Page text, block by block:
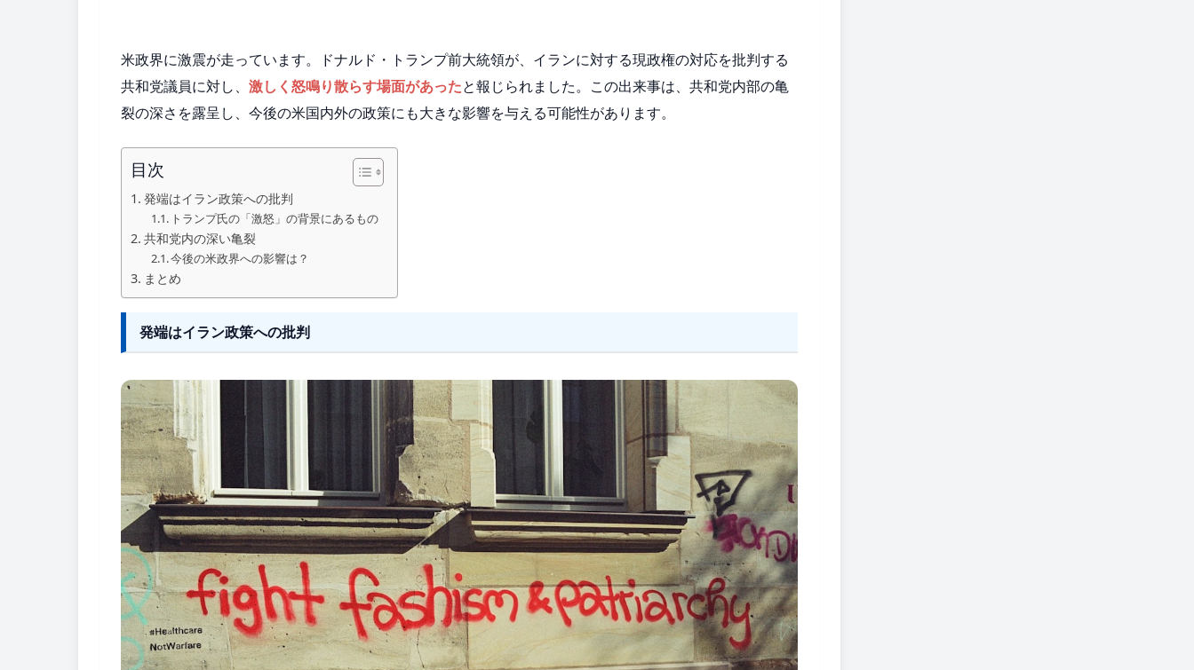
米政界に激震が走っています。ドナルド・トランプ前大統領が、イランに対する現政権の対応を批判する
共和党議員に対し、 激しく怒鳴り散らす場面があったと報じられました。この出来事は、共和党内部の亀
裂の深さを露呈し、今後の米国内外の政策にも大きな影響を与える可能性があります。
目次
発端はイラン政策への批判
トランプ氏の「激怒」の背景にあるもの
共和党内の深い亀裂
今後の米政界への影響は？
まとめ
発端はイラン政策への批判